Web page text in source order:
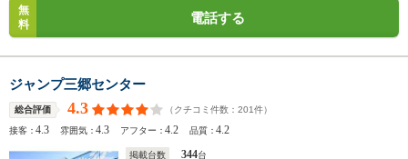
無
料
電話する
ジャンプ三郷センター
総合評価 4.3 （クチコミ件数： 201件）
接客：4.3 雰囲気：4.3 アフター：4.2 品質：4.2
掲載台数 344台